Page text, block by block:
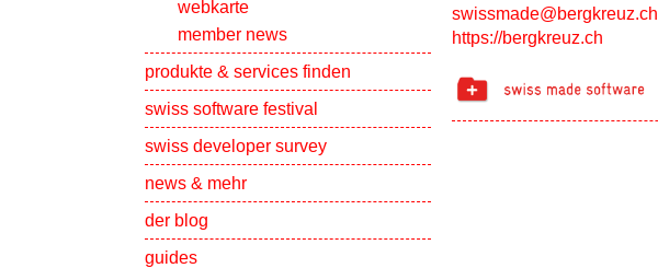
webkarte
member news
produkte & services finden
swiss software festival
swiss developer survey
news & mehr
der blog
guides
swissmade@bergkreuz.ch
https://bergkreuz.ch